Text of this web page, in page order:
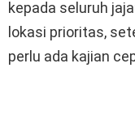
kepada seluruh
lokasi prioritas,
perlu ada kajian